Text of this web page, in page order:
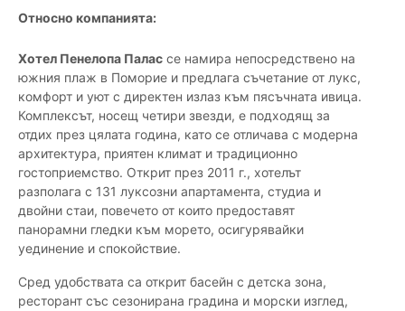
Относно компанията:
Хотел Пенелопа Палас се намира непосредствено на
южния плаж в Поморие и предлага съчетание от лукс,
комфорт и уют с директен излаз към пясъчната ивица.
Комплексът, носещ четири звезди, е подходящ за
отдих през цялата година, като се отличава с модерна
архитектура, приятен климат и традиционно
гостоприемство. Открит през 2011 г., хотелът
разполага с 131 луксозни апартамента, студиа и
двойни стаи, повечето от които предоставят
панорамни гледки към морето, осигурявайки
уединение и спокойствие.
Сред удобствата са открит басейн с детска зона,
ресторант със сезонирана градина и морски изглед,